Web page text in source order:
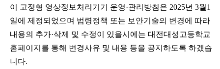
이 고정형 영상정보처리기기 운영·관리방침은 2025년 3월1
일에 제정되었으며 법령정책 또는 보안기술의 변경에 따라
내용의 추가·삭제 및 수정이 있을시에는 대전대성고등학교
홈페이지를 통해 변경사유 및 내용 등을 공지하도록 하겠습
니다.